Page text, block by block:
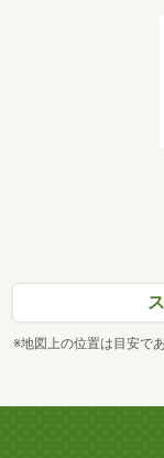
※地図上の位置は目安で